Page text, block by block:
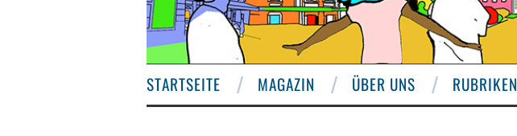
STARTSEITE MAGAZIN ÜBER UNS RUBRIKEN